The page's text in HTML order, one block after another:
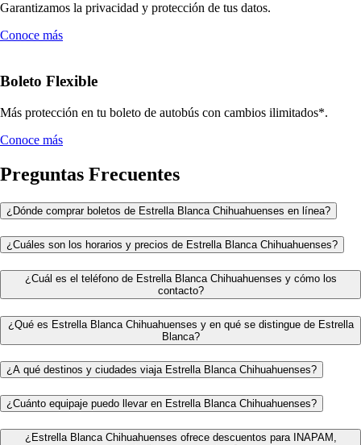
Garantizamos la privacidad y protección de tus datos.
Conoce más
Boleto Flexible
Más protección en tu boleto de autobús con cambios ilimitados*.
Conoce más
Preguntas Frecuentes
¿Dónde comprar boletos de Estrella Blanca Chihuahuenses en línea?
¿Cuáles son los horarios y precios de Estrella Blanca Chihuahuenses?
¿Cuál es el teléfono de Estrella Blanca Chihuahuenses y cómo los
contacto?
¿Qué es Estrella Blanca Chihuahuenses y en qué se distingue de Estrella
Blanca?
¿A qué destinos y ciudades viaja Estrella Blanca Chihuahuenses?
¿Cuánto equipaje puedo llevar en Estrella Blanca Chihuahuenses?
¿Estrella Blanca Chihuahuenses ofrece descuentos para INAPAM,